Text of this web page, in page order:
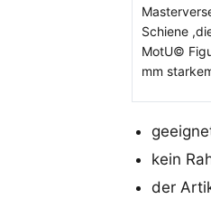
Schiene
MotU©
mm
kein
der